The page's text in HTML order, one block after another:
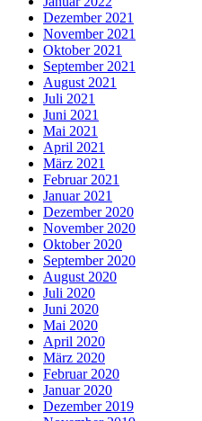
Dezember 2021
November 2021
Oktober 2021
September 2021
August 2021
Juli 2021
Juni 2021
Mai 2021
April 2021
März 2021
Februar 2021
Januar 2021
Dezember 2020
November 2020
Oktober 2020
September 2020
August 2020
Juli 2020
Juni 2020
Mai 2020
April 2020
März 2020
Februar 2020
Januar 2020
Dezember 2019